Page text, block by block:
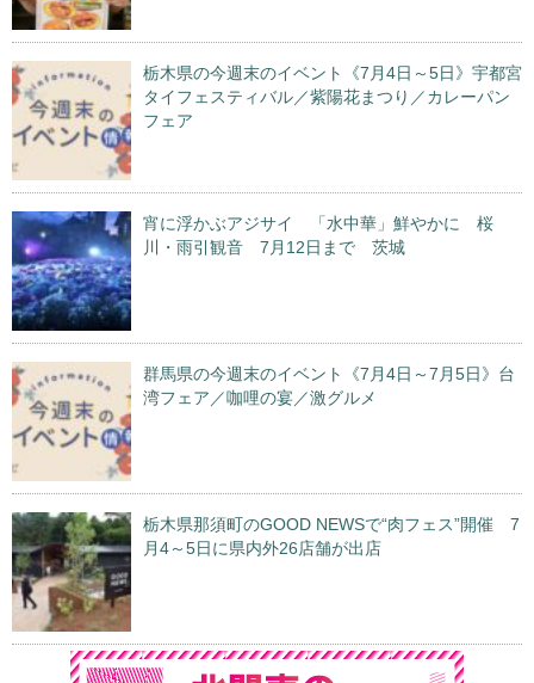
栃木県の今週末のイベント《7月4日～5日》宇都宮
タイフェスティバル／紫陽花まつり／カレーパン
フェア
宵に浮かぶアジサイ 「水中華」鮮やかに 桜
川・雨引観音 7月12日まで 茨城
群馬県の今週末のイベント《7月4日～7月5日》台
湾フェア／咖哩の宴／激グルメ
栃木県那須町のGOOD NEWSで“肉フェス”開催 7
月4～5日に県内外26店舗が出店